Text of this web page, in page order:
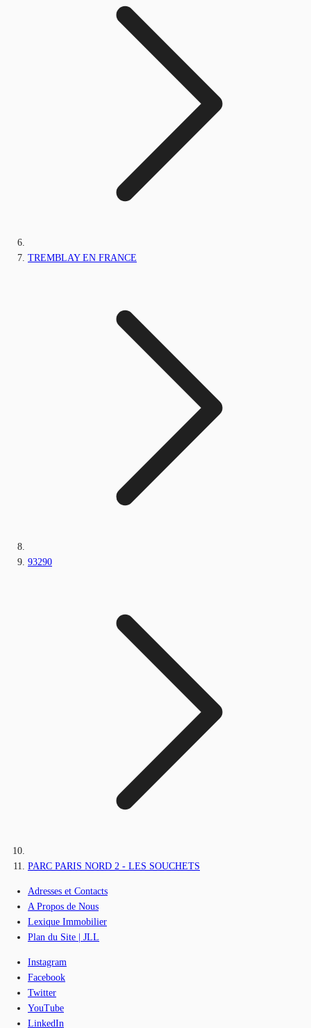
TREMBLAY EN FRANCE
93290
PARC PARIS NORD 2 - LES SOUCHETS
Adresses et Contacts
A Propos de Nous
Lexique Immobilier
Plan du Site | JLL
Instagram
Facebook
Twitter
YouTube
LinkedIn